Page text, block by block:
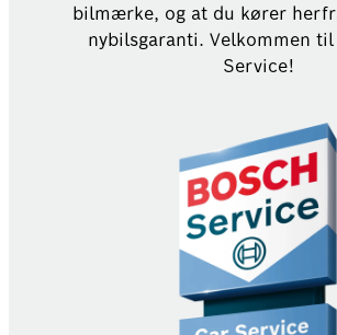
bilmærke, og at du kører
nybilsgaranti. Velkommen
Service!